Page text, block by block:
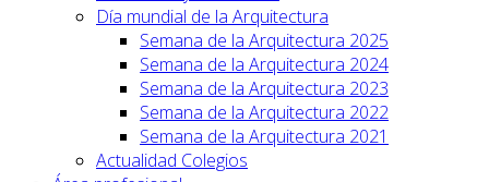
Día mundial de la Arquitectura
Semana de la Arquitectura 2025
Semana de la Arquitectura 2024
Semana de la Arquitectura 2023
Semana de la Arquitectura 2022
Semana de la Arquitectura 2021
Actualidad Colegios